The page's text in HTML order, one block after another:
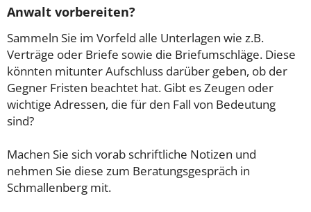
Anwalt vorbereiten?
Sammeln Sie im Vorfeld alle Unterlagen wie z.B.
Verträge oder Briefe sowie die Briefumschläge. Diese
könnten mitunter Aufschluss darüber geben, ob der
Gegner Fristen beachtet hat. Gibt es Zeugen oder
wichtige Adressen, die für den Fall von Bedeutung
sind?
Machen Sie sich vorab schriftliche Notizen und
nehmen Sie diese zum Beratungsgespräch in
Schmallenberg mit.